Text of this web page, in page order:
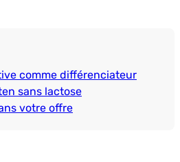
comme différenciateur
sans lactose
votre offre